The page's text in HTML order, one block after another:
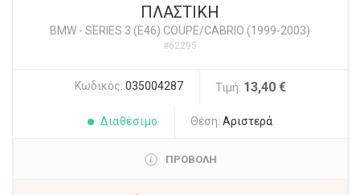
ΠΛΑΣΤΙΚΗ
BMW - SERIES 3 (E46) COUPE/CABRIO (1999-2003)
#62295
Κωδικός: 035004287 Τιμή: 13,40 €
Διαθέσιμο Θέση: Αριστερά
ΠΡΟΒΟΛΗ